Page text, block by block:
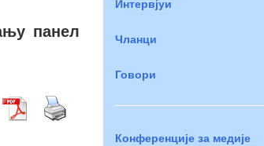
панел
Интервјуи
Чланци
Говори
Конференције за медије